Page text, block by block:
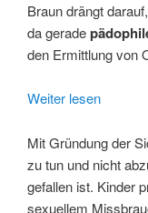
Braun drängt
da gerade
den Ermittlung von
Weiter lesen
Mit Gründung der
zu tun und nicht
gefallen ist. Kinder
sexuellem